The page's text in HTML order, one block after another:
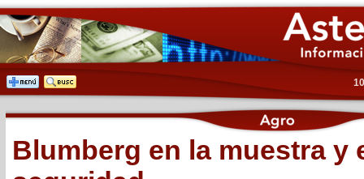
Blumberg en la muestra y